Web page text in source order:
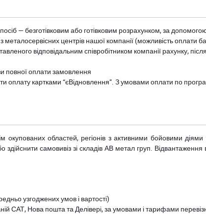
— безготівковим або готівковим розрахунком, за
центрів нашої компанії (можливість оплати
відповідальним співробітником компанії рахунку,
повної оплати замовлення
оплату картками “єВідновлення”. З умовами оплати по
окупованих областей, регіонів з активними бойовими
самовивіз зі складів АВ метал груп.
узгоджених умов і вартості)
САТ, Нова пошта та Делівері, за умовами і тарифами